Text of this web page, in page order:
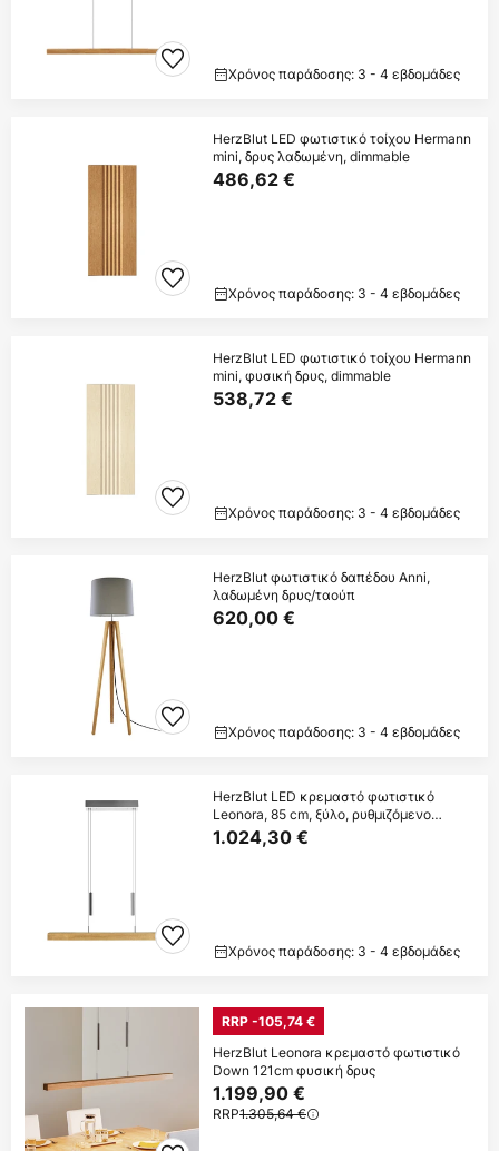
Χρόνος παράδοσης: 3 - 4 εβδομάδες
HerzBlut LED φωτιστικό τοίχου Hermann
mini, δρυς λαδωμένη, dimmable
486,62 €
Χρόνος παράδοσης: 3 - 4 εβδομάδες
HerzBlut LED φωτιστικό τοίχου Hermann
mini, φυσική δρυς, dimmable
538,72 €
Χρόνος παράδοσης: 3 - 4 εβδομάδες
HerzBlut φωτιστικό δαπέδου Anni,
λαδωμένη δρυς/ταούπ
620,00 €
Χρόνος παράδοσης: 3 - 4 εβδομάδες
HerzBlut LED κρεμαστό φωτιστικό
Leonora, 85 cm, ξύλο, ρυθμιζόμενο
φωτισμό
1.024,30 €
Χρόνος παράδοσης: 3 - 4 εβδομάδες
RRP -105,74 €
HerzBlut Leonora κρεμαστό φωτιστικό
Down 121cm φυσική δρυς
1.199,90 €
RRP1.305,64 €